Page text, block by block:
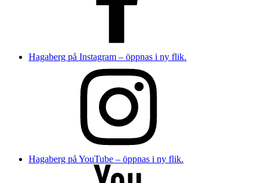
Hagaberg på Instagram – öppnas i ny flik.
Hagaberg på YouTube – öppnas i ny flik.